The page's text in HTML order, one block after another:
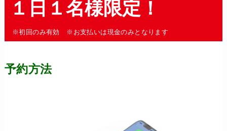
１日１名様限定！
※初回のみ有効 ※お支払いは現金のみとなります
予約方法